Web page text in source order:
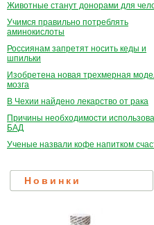
Животные станут донорами для
Учимся правильно потреблять
аминокислоты
Россиянам запретят носить кеды и
шпильки
Изобретена новая трехмерная
мозга
В Чехии найдено лекарство от рака
Причины необходимости
БАД
Ученые назвали кофе напитком
Новинки